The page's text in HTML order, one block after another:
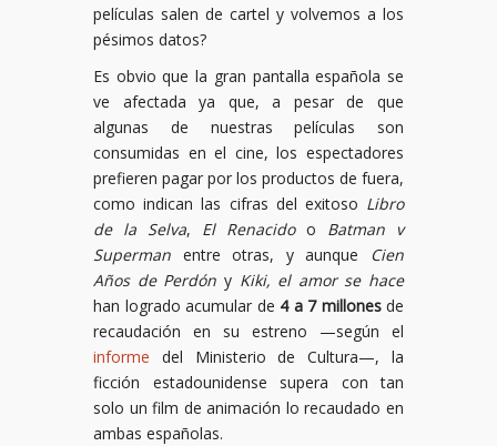
películas salen de cartel y volvemos a los
pésimos datos?
Es obvio que la gran pantalla española se
ve afectada ya que, a pesar de que
algunas de nuestras películas son
consumidas en el cine, los espectadores
prefieren pagar por los productos de fuera,
como indican las cifras del exitoso Libro
de la Selva, El Renacidoo Batman v
Superman entre otras, y aunque
Cien
Años de Perdón y Kiki, el amor se hace
han logrado acumular de 4 a 7 millonesde
recaudación en su estreno —según el
informe del Ministerio de Cultura—, la
ficción estadounidense supera con tan
solo un film de animación lo recaudado en
ambas españolas.